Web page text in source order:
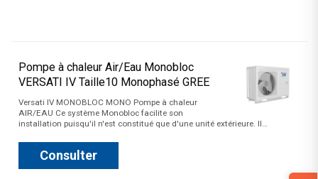
Pompe à chaleur Air/Eau Monobloc
VERSATI IV Taille10 Monophasé GREE
Versati IV MONOBLOC MONO Pompe à chaleur
AIR/EAU Ce système Monobloc facilite son
installation puisqu'il n'est constitué que d'une unité extérieure. Il…
Consulter